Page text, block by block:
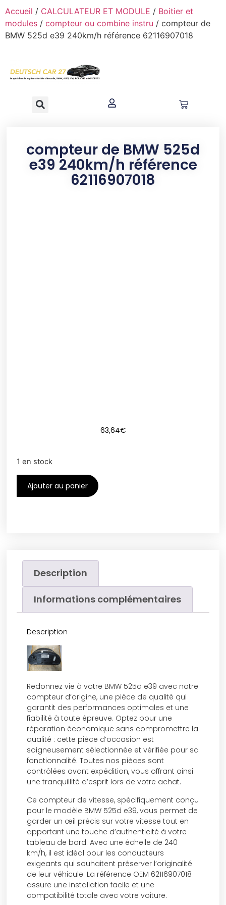
principal
Accueil / CALCULATEUR ET MODULE / Boitier et
modules / compteur ou combine instru / compteur de
BMW 525d e39 240km/h référence 62116907018
compteur de BMW 525d
e39 240km/h référence
62116907018
63,64€
1 en stock
Ajouter au panier
Description
Informations complémentaires
Description
Redonnez vie à votre BMW 525d e39 avec notre
compteur d’origine, une pièce de qualité qui
garantit des performances optimales et une
fiabilité à toute épreuve. Optez pour une
réparation économique sans compromettre la
qualité : cette pièce d’occasion est
soigneusement sélectionnée et vérifiée pour sa
fonctionnalité. Toutes nos pièces sont
contrôlées avant expédition, vous offrant ainsi
une tranquillité d’esprit lors de votre achat.
Ce compteur de vitesse, spécifiquement conçu
pour le modèle BMW 525d e39, vous permet de
garder un œil précis sur votre vitesse tout en
apportant une touche d’authenticité à votre
tableau de bord. Avec une échelle de 240
km/h, il est idéal pour les conducteurs
exigeants qui souhaitent préserver l’originalité
de leur véhicule. La référence OEM 62116907018
assure une installation facile et une
compatibilité totale avec votre voiture.